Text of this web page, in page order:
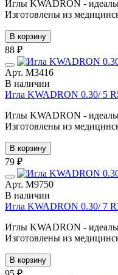
Иглы KWADRON -
Изготовлены из
В корзину
88 ₽
Арт. М3416
В наличии
Игла KWADRON 0.30/ 5
Иглы KWADRON -
Изготовлены из
В корзину
79 ₽
Арт. М9750
В наличии
Игла KWADRON 0.30/ 7
Иглы KWADRON -
Изготовлены из
В корзину